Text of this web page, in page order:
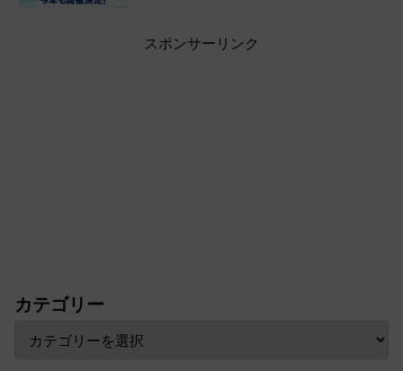
スポンサーリンク
カテゴリー